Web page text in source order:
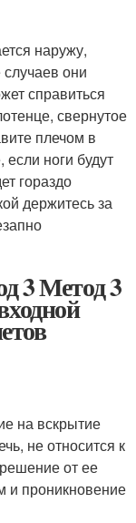
наружу,
они
справиться
свернутое
плечом в
ноги будут
гораздо
держитесь за
3 Метод 3
на вскрытие
не относится к
от ее
и проникновение